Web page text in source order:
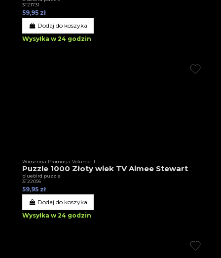
3T21731
59,95 zł
Dodaj do koszyka
Wysyłka w 24 godzin
Wiosenna Promocja Volume II
Puzzle 1000 Złoty wiek TV Aimee Stewart
bluebird puzzle
3T22095
59,95 zł
Dodaj do koszyka
Wysyłka w 24 godzin